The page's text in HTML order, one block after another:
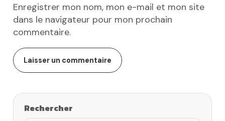
Enregistrer mon nom, mon e-mail et mon site
dans le navigateur pour mon prochain
commentaire.
Rechercher